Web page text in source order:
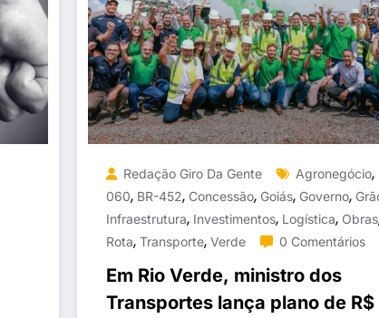
Redação Giro Da Gente Agronegócio,
060, BR-452, Concessão, Goiás, Governo,
Infraestrutura, Investimentos, Logística, Obras
Rota, Transporte, Verde 0 Comentários
Em Rio Verde, ministro dos
Transportes lança plano de R$